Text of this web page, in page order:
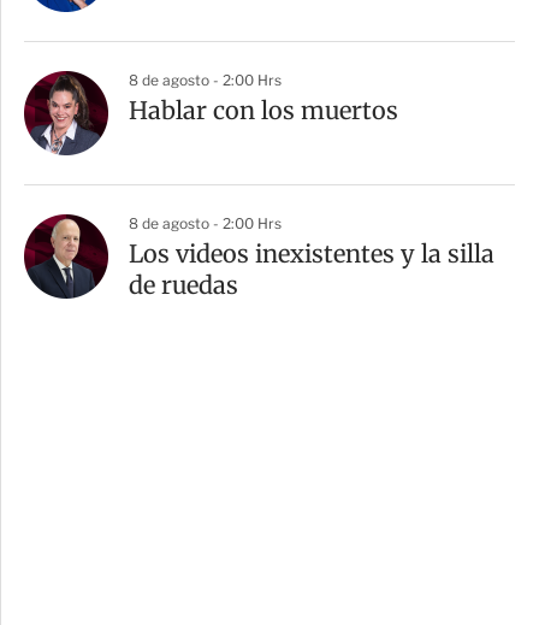
8 de agosto - 2:00 Hrs
Hablar con los muertos
8 de agosto - 2:00 Hrs
Los videos inexistentes y la silla
de ruedas